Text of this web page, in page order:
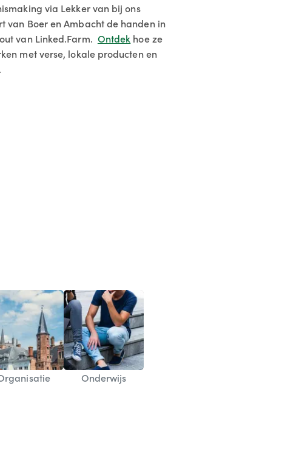
via Lekker van bij ons
van Boer en Ambacht de handen in
van Linked.Farm. Ontdek hoe ze
met verse, lokale producten en
Onderwijs